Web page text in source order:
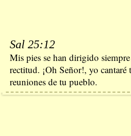
Sal 25:12
Mis pies se han dirigido
rectitud. ¡Oh Señor!, yo cantaré
reuniones de tu pueblo.